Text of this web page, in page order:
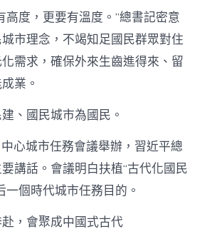
高度，更要有溫度。”總書記密意
市理念，不竭知足國民群眾對住
需求，確保外來生齒進得來、留
業。
、國民城市為國民。
心城市任務會議舉辦，習近平總
講話。會議明白扶植“古代化國民
一個時代城市任務目的。
，會聚成中國式古代